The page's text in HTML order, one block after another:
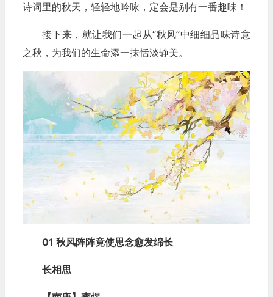
诗词里的秋天，轻轻地吟咏，定会是别有一番趣味！
接下来，就让我们一起从“秋风”中细细品味诗意
之秋，为我们的生命添一抹恬淡静美。
01 秋风阵阵竟使思念愈发绵长
长相思